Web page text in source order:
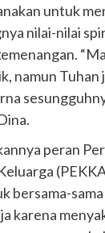
untuk
nilai-nilai
namun Tuhan
peran
bersama-
karena